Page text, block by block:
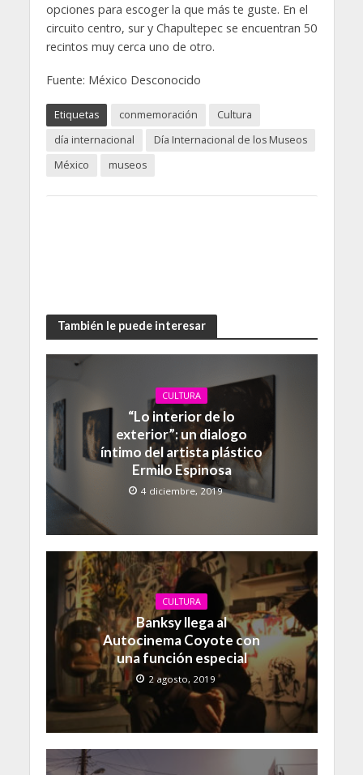
opciones para escoger la que más te guste. En el
circuito centro, sur y Chapultepec se encuentran 50
recintos muy cerca uno de otro.
Fuente: México Desconocido
Etiquetas conmemoración
Cultura
día internacional
Día Internacional de los Museos
México
museos
También le puede interesar
CULTURA
“Lo interior de lo
exterior”: un dialogo
íntimo del artista plástico
Ermilo Espinosa
4 diciembre, 2019
CULTURA
Banksy llega al
Autocinema Coyote con
una función especial
2 agosto, 2019